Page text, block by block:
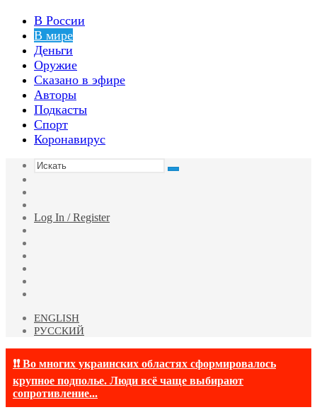
В России
В мире
Деньги
Оружие
Сказано в эфире
Авторы
Подкасты
Спорт
Коронавирус
Искать
статья
Log In / Register
ENGLISH
РУССКИЙ
❗❗ Во многих украинских областях сформировалось
крупное подполье. Люди всё чаще выбирают
сопротивление...